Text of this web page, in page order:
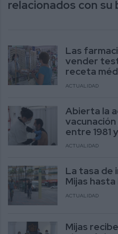
relacionados con su
Las
vender
receta
ACTUALIDAD
Abierta la
entre 1981
ACTUALIDAD
La tasa de
Mijas hasta
ACTUALIDAD
Mijas